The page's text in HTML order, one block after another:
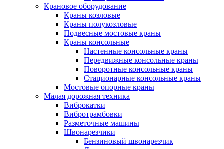
Крановое оборудование
Краны козловые
Краны полукозловые
Подвесные мостовые краны
Краны консольные
Настенные консольные краны
Передвижные консольные краны
Поворотные консольные краны
Стационарные консольные краны
Мостовые опорные краны
Малая дорожная техника
Виброкатки
Вибротрамбовки
Разметочные машины
Швонарезчики
Бензиновый швонарезчик